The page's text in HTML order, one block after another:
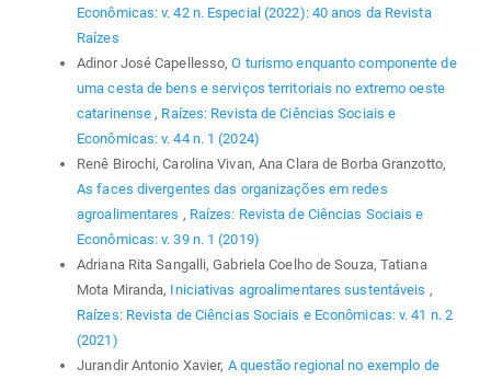
Econômicas: v. 42 n. Especial (2022): 40 anos da Revista
Raízes
Adinor José Capellesso,O turismo enquanto componente de
uma cesta de bens e serviços territoriais no extremo oeste
catarinense , Raízes: Revista de Ciências Sociais e
Econômicas: v. 44 n. 1 (2024)
Renê Birochi, Carolina Vivan, Ana Clara de Borba Granzotto,
As faces divergentes das organizações em redes
agroalimentares , Raízes: Revista de Ciências Sociais e
Econômicas: v. 39 n. 1 (2019)
Adriana Rita Sangalli, Gabriela Coelho de Souza, Tatiana
Mota Miranda, Iniciativas agroalimentares sustentáveis ,
Raízes: Revista de Ciências Sociais e Econômicas: v. 41 n. 2
(2021)
Jurandir Antonio Xavier, A questão regional no exemplo de